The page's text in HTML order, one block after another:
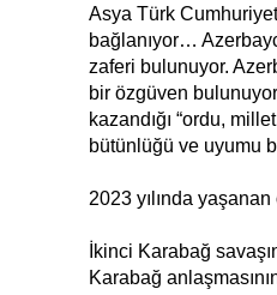
Asya Türk
bağlanıyor…
zaferi bulunuyor.
bir özgüven
kazandığı “ordu,
bütünlüğü ve uyumu
2023 yılında
İkinci Karabağ
Karabağ